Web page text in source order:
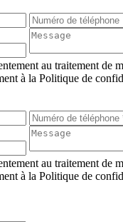
au traitement de
à la Politique de
au traitement de
à la Politique de